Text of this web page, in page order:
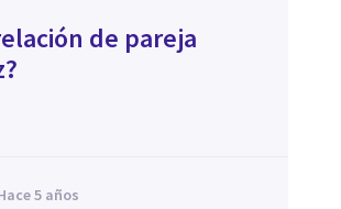
de pareja
hace 5 años